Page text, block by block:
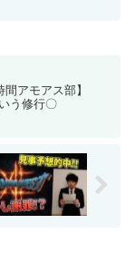
アモアス部】
う修行〇